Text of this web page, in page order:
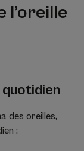
l’oreille
des oreilles,
: